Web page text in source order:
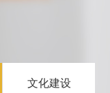
文化建设